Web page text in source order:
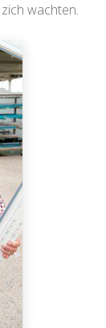
wachten.